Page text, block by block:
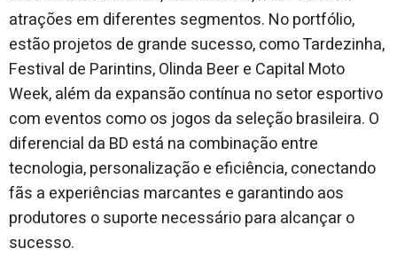
atrações em diferentes segmentos. No portfólio,
estão projetos de grande sucesso, como Tardezinha,
Festival de Parintins, Olinda Beer e Capital Moto
Week, além da expansão contínua no setor esportivo
com eventos como os jogos da seleção brasileira. O
diferencial da BD está na combinação entre
tecnologia, personalização e eficiência, conectando
fãs a experiências marcantes e garantindo aos
produtores o suporte necessário para alcançar o
sucesso.